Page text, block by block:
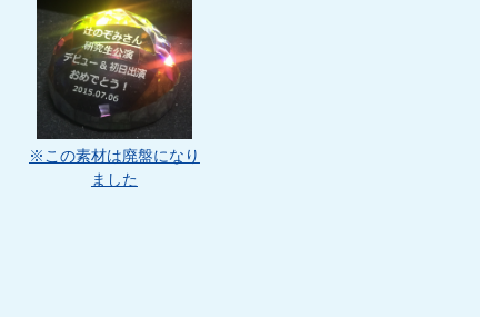
※この素材は廃盤になり
ました